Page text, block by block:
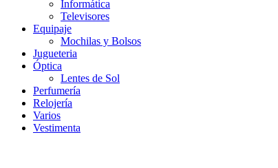
Informática
Televisores
Equipaje
Mochilas y Bolsos
Jugueteria
Óptica
Lentes de Sol
Perfumería
Relojería
Varios
Vestimenta